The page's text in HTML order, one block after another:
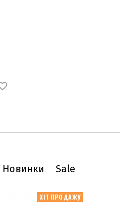
Новинки Sale
ХІТ ПРОДАЖУ